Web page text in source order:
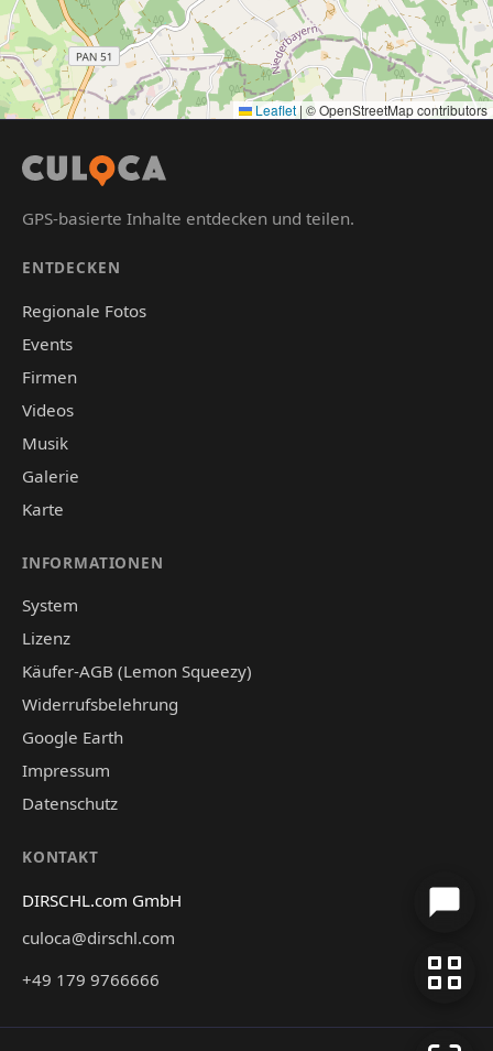
Leaflet | © OpenStreetMap contributors
GPS-basierte Inhalte entdecken und teilen.
ENTDECKEN
Regionale Fotos
Events
Firmen
Videos
Musik
Galerie
Karte
INFORMATIONEN
System
Lizenz
Käufer-AGB (Lemon Squeezy)
Widerrufsbelehrung
Google Earth
Impressum
Datenschutz
KONTAKT
DIRSCHL.com GmbH
culoca@dirschl.com
+49 179 9766666